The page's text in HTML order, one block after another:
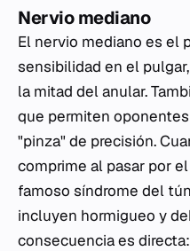
Nervio mediano
El nervio mediano es el
sensibilidad en el
la mitad del anular.
que permiten
"pinza" de precisión.
comprime al pasar por
famoso síndrome del
incluyen hormigueo y
consecuencia es